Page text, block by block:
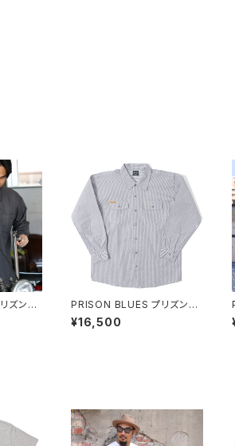
ズンブ
w/Fr
PRISON BLUES プリズンブ
ルース #403 長袖ヒッコリー
ワークシャツ HICKORY ST
¥16,500